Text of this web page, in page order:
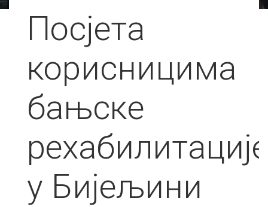
Посјета
корисницима
бањске
рехабилитације
у Бијељини